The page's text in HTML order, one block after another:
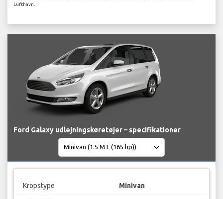
Lufthavn.
Ford Galaxy udlejningskøretøjer – specifikationer
Kropstype Minivan